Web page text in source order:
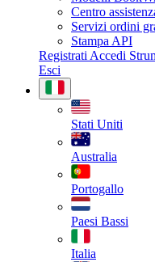
Centro
Servizi ordini
Stampa API
Registrati Accedi
Esci
Stati Uniti
Australia
Portogallo
Paesi Bassi
Italia